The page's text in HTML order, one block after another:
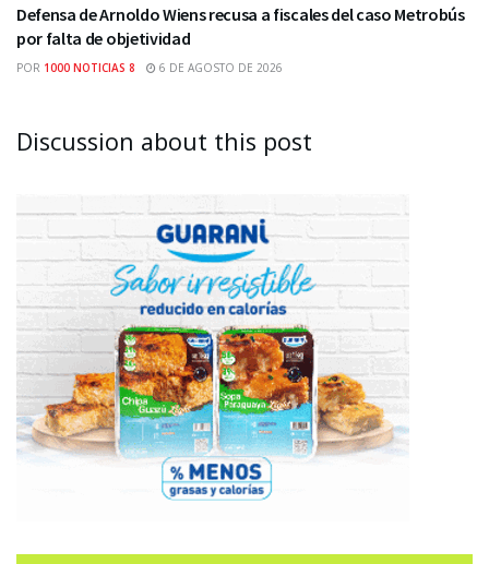
Defensa de Arnoldo Wiens recusa a fiscales del caso Metrobús
por falta de objetividad
POR 1000 NOTICIAS 8 6 DE AGOSTO DE 2026
Discussion about this post